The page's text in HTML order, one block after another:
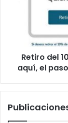
paso
no
Retiro del
aquí, el